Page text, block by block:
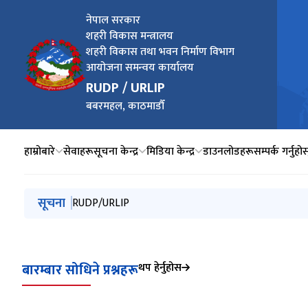
नेपाल सरकार
शहरी विकास मन्त्रालय
शहरी विकास तथा भवन निर्माण विभाग
आयोजना समन्वय कार्यालय
RUDP / URLIP
बबरमहल, काठमाडौँ
हाम्रोबारे सेवाहरूसूचना केन्द्र मिडिया केन्द्र डाउनलोडहरूसम्पर्क
मुख्य नेभिगेसनमा जानुहोस्
सूचना RUDP/URLIP
बारम्बार सोधिने प्रश्नहरूथप हेर्नुहोस